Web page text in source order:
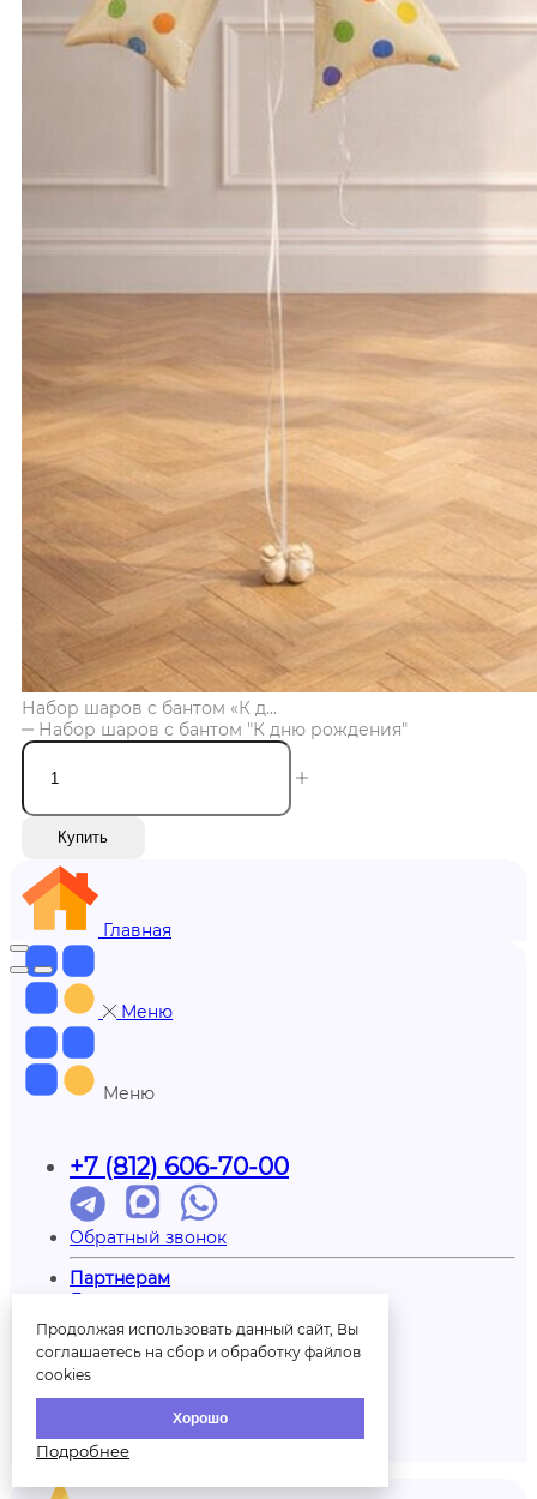
Набор шаров с бантом «К д...
Набор шаров с бантом "К дню рождения"
Купить
Главная
Меню
Меню
+7 (812) 606-70-00
Обратный звонок
Партнерам
Доставка
Отзывы
Оплата
Контакты
О нас
Вопрос/ответ
Печать на шарах
Палитра шаров
Продолжая использовать данный сайт, Вы
соглашаетесь на сбор и обработку файлов
cookies
Хорошо
Подробнее